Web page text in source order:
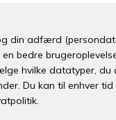
14 dages fuld returret